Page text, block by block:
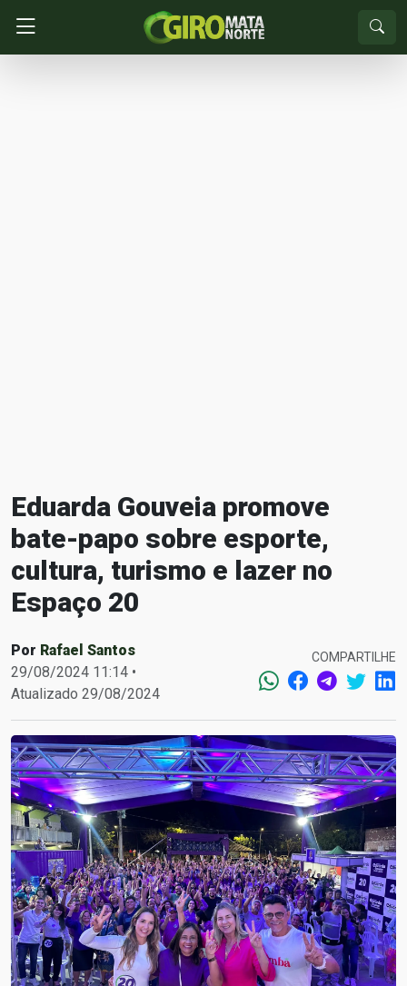
Eduarda Gouveia promove
bate-papo sobre esporte,
cultura, turismo e lazer no
Espaço 20
Por Rafael Santos
29/08/2024 11:14 •
Atualizado 29/08/2024
COMPARTILHE